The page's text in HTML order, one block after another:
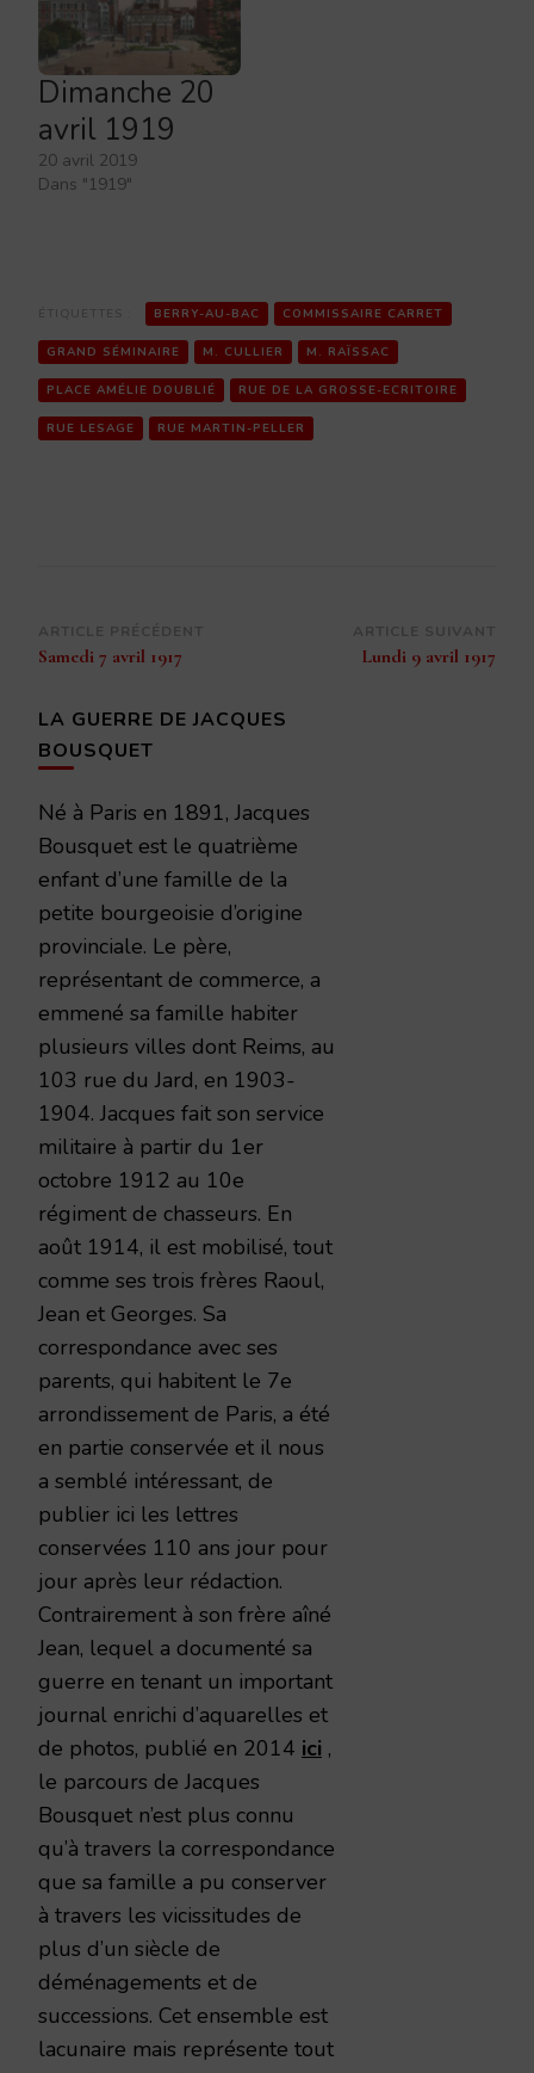
Dimanche 20
avril 1919
20 avril 2019
Dans "1919"
BERRY-AU-BAC COMMISSAIRE CARRET
GRAND SÉMINAIRE M. CULLIER M. RAÏSSAC
PLACE AMÉLIE DOUBLIÉ RUE DE LA GROSSE-ECRITOIRE
RUE LESAGE RUE MARTIN-PELLER
Navigation
d’article
Samedi 7 avril 1917 Lundi 9 avril 1917
LA GUERRE DE JACQUES
BOUSQUET
Né à Paris en 1891, Jacques
Bousquet est le quatrième
enfant d’une famille de la
petite bourgeoisie d’origine
provinciale. Le père,
représentant de commerce, a
emmené sa famille habiter
plusieurs villes dont Reims, au
103 rue du Jard, en 1903-
1904. Jacques fait son service
militaire à partir du 1er
octobre 1912 au 10e
régiment de chasseurs. En
août 1914, il est mobilisé, tout
comme ses trois frères Raoul,
Jean et Georges. Sa
correspondance avec ses
parents, qui habitent le 7e
arrondissement de Paris, a été
en partie conservée et il nous
a semblé intéressant, de
publier ici les lettres
conservées 110 ans jour pour
jour après leur rédaction.
Contrairement à son frère aîné
Jean, lequel a documenté sa
guerre en tenant un important
journal enrichi d’aquarelles et
de photos, publié en 2014 ici ,
le parcours de Jacques
Bousquet n’est plus connu
qu’à travers la correspondance
que sa famille a pu conserver
à travers les vicissitudes de
plus d’un siècle de
déménagements et de
successions. Cet ensemble est
lacunaire mais représente tout